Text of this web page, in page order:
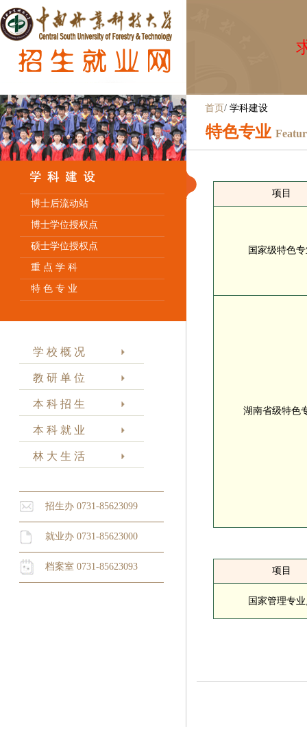
博士后流动站
博士学位授权点
硕士学位授权点
重 点 学 科
特 色 专 业
学 校 概 况
教 研 单 位
本 科 招 生
本 科 就 业
林 大 生 活
招生办 0731-85623099
就业办 0731-85623000
档案室 0731-85623093
首页 / 学科建设
特色专业
项目
国家级特色
湖南省级特色
项目
国家管理专